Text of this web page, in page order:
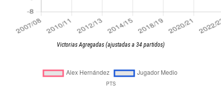
Victorias Agregadas (ajustadas a 34 partidos)